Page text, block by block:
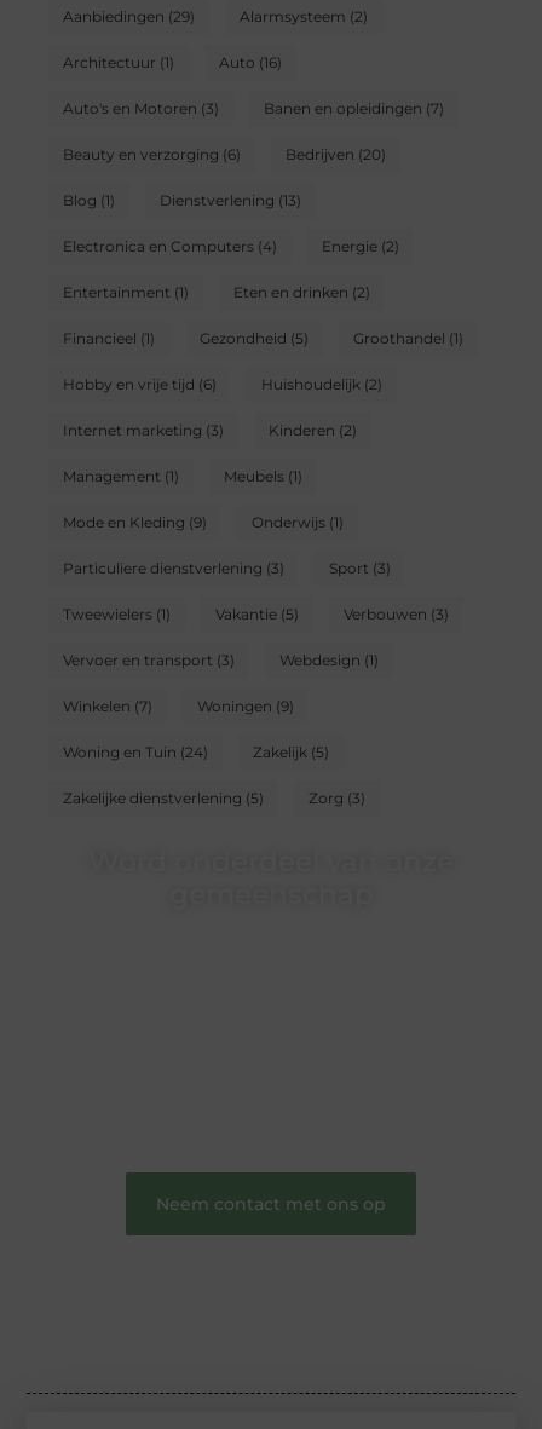
Aanbiedingen (29) Alarmsysteem (2)
Architectuur (1) Auto (16)
Auto's en Motoren (3) Banen en opleidingen (7)
Beauty en verzorging (6) Bedrijven (20)
Blog (1) Dienstverlening (13)
Electronica en Computers(4) Energie(2)
Entertainment (1) Eten en drinken (2)
Financieel (1) Gezondheid (5) Groothandel (1)
Hobby en vrije tijd (6) Huishoudelijk(2)
Internet marketing (3) Kinderen (2)
Management (1) Meubels(1)
Mode en Kleding (9) Onderwijs(1)
Particuliere dienstverlening (3) Sport (3)
Tweewielers(1) Vakantie(5) Verbouwen (3)
Vervoer en transport (3) Webdesign (1)
Winkelen (7) Woningen (9)
Woning en Tuin (24) Zakelijk(5)
Zakelijke dienstverlening (5) Zorg (3)
Neem contact met ons op